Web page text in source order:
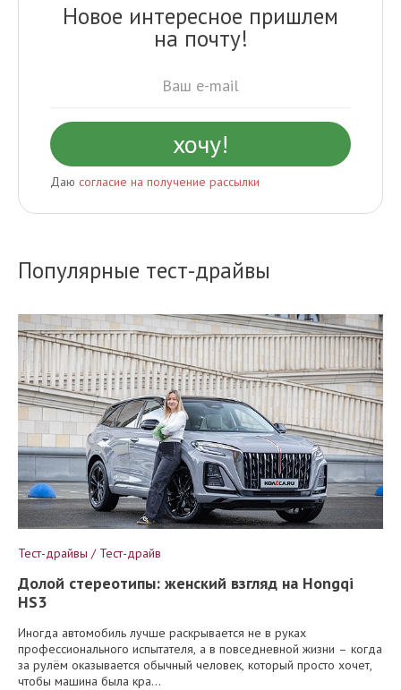
Новое интересное пришлем
на почту!
Даю согласие на получение рассылки
Популярные тест-драйвы
Тест-драйвы / Тест-драйв
Долой стереотипы: женский взгляд на Hongqi
HS3
Иногда автомобиль лучше раскрывается не в руках
профессионального испытателя, а в повседневной жизни – когда
за рулём оказывается обычный человек, который просто хочет,
чтобы машина была кра...